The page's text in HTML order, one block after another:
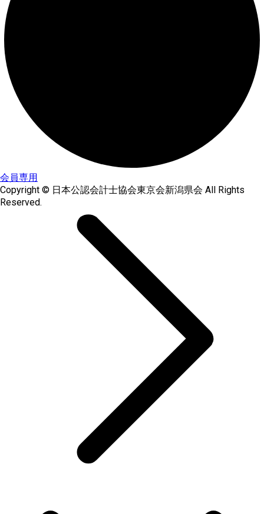
会員専用
Copyright © 日本公認会計士協会東京会新潟県会 All Rights
Reserved.